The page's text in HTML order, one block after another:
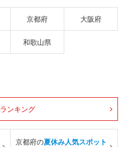
京都府 大阪府
和歌山県
ランキング
京都府の夏休み人気スポット